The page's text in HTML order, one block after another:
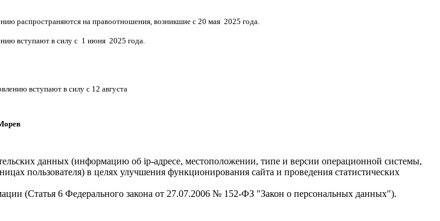
распространяются на правоотношения, возникшие с 20 мая 2025 года.
вступают в силу с 1 июня 2025 года.
вступают в силу с 12 августа
данных (информацию об ip-адресе, местоположении, типе и версии операционной системы,
пользователя) в целях улучшения функционирования сайта и проведения статистических
(Статья 6 Федерального закона от 27.07.2006 № 152-ФЗ "Закон о персональных данных").